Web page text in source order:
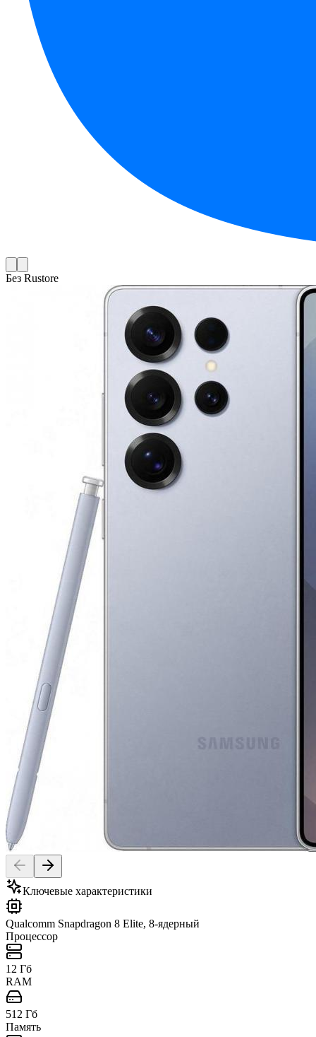
Без Rustore
Ключевые характеристики
Qualcomm Snapdragon 8 Elite, 8-ядерный
Процессор
12 Гб
RAM
512 Гб
Память